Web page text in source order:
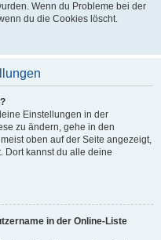
Wenn du Probleme bei der
du die Cookies löscht.
Einstellungen in der
zu ändern, gehe in den
oben auf der Seite angezeigt,
Dort kannst du alle deine
in der Online-Liste